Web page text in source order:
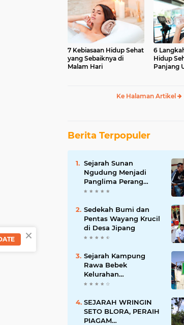
7 Kebiasaan Hidup Sehat
yang Sebaiknya di
Malam Hari
6
Hidup
Panjang
Ke Halaman Artikel
Berita Terpopuler
Sejarah Sunan
Ngudung Menjadi
Panglima Perang
Kerajaan Demak
Sedekah Bumi dan
Pentas Wayang Krucil
di Desa Jipang
Sejarah Kampung
Rawa Bebek
Kelurahan
Penggilingan
SEJARAH WRINGIN
SETO BLORA, PERAIH
PIAGAM
×